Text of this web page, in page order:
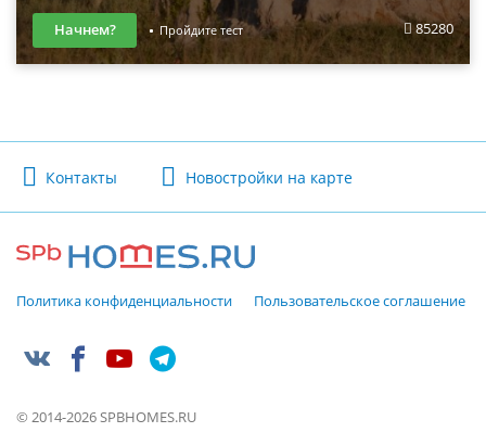
85280
Начнем? Пройдите тест
Контакты Новостройки на карте
Политика конфиденциальности Пользовательское соглашение
© 2014-2026 SPBHOMES.RU